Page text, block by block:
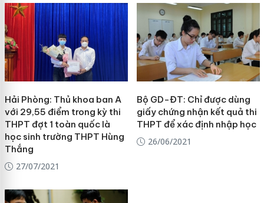
Hải Phòng: Thủ khoa ban A
với 29,55 điểm trong kỳ thi
THPT đợt 1 toàn quốc là
học sinh trường THPT Hùng
Thắng
27/07/2021
Bộ GD-ĐT: Chỉ được dùng
giấy chứng nhận kết quả thi
THPT để xác định nhập học
26/06/2021